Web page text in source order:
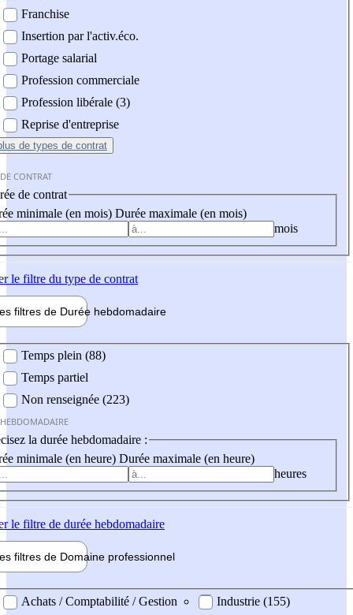
Franchise
Insertion par l'activ.éco.
Portage salarial
Profession commerciale
Profession libérale (3)
Reprise d'entreprise
de types de contrat
CONTRAT
de contrat
minimale (en mois) Durée maximale (en mois)
mois
le filtre du type de contrat
filtres de Durée hebdomadaire
Temps plein (88)
Temps partiel
Non renseignée (223)
la durée hebdomadaire :
minimale (en heure) Durée maximale (en heure)
heures
le filtre de durée hebdomadaire
filtres de Domaine professionnel
professionel
Achats / Comptabilité / Gestion
Industrie (155)